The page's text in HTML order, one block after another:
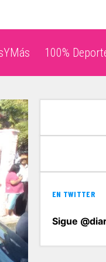
100%
EN TWITTER
Sigue